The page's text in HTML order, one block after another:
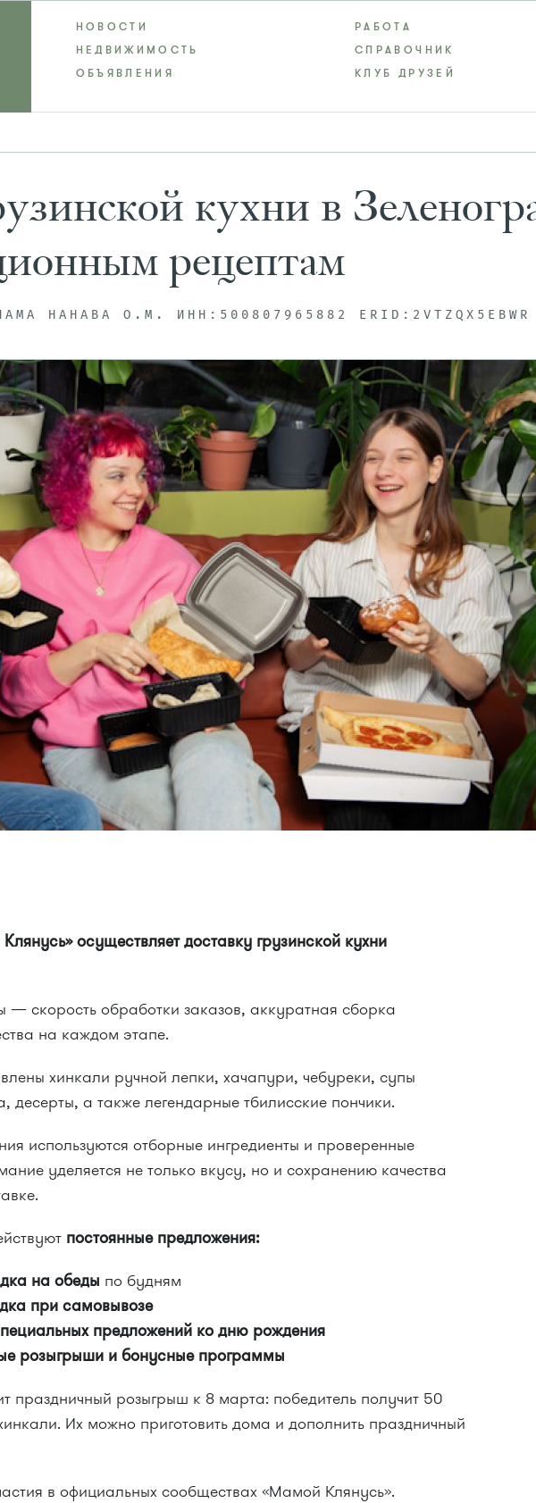
НОВОСТИ
РАБОТА
НЕДВИЖИМОСТЬ
СПРАВОЧНИК
ОБЪЯВЛЕНИЯ
КЛУБ ДРУЗЕЙ
кухни в
рецептам
НАНАВА О.М. ИНН:500807965882 ERID:2VTZQX5EBWR
осуществляет доставку грузинской кухни
— скорость обработки заказов, аккуратная сборка
на каждом этапе.
хинкали ручной лепки, хачапури, чебуреки, супы
десерты, а также легендарные тбилисские пончики.
используются отборные ингредиенты и проверенные
уделяется не только вкусу, но и сохранению качества
постоянные предложения:
на обеды по будням
при самовывозе
предложений ко дню рождения
розыгрыши и бонусные программы
праздничный розыгрыш к 8 марта: победитель получит 50
Их можно приготовить дома и дополнить праздничный
в официальных сообществах «Мамой Клянусь».